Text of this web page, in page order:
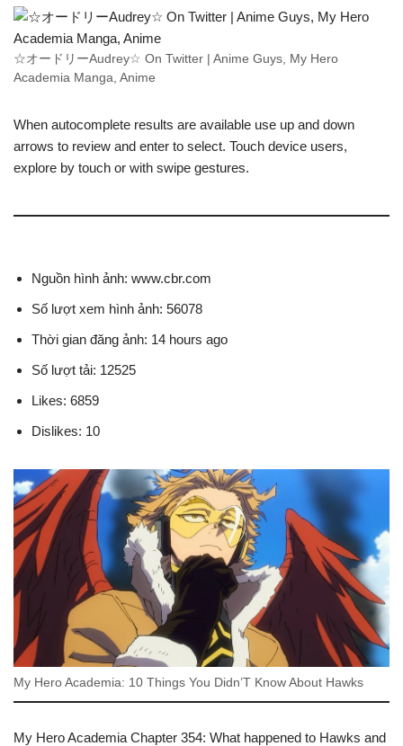
☆オードリーAudrey☆ On Twitter | Anime Guys, My Hero
Academia Manga, Anime
When autocomplete results are available use up and down
arrows to review and enter to select. Touch device users,
explore by touch or with swipe gestures.
Nguồn hình ảnh: www.cbr.com
Số lượt xem hình ảnh: 56078
Thời gian đăng ảnh: 14 hours ago
Số lượt tải: 12525
Likes: 6859
Dislikes: 10
My Hero Academia: 10 Things You Didn’T Know About Hawks
My Hero Academia Chapter 354: What happened to Hawks and